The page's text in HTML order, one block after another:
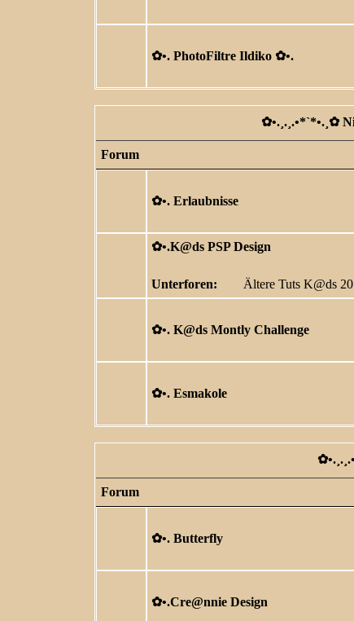
✿ •. PhotoFiltre Ildiko ✿ •.
✿ •.¸.¸.•*`*•.¸✿
Forum
✿ •. Erlaubnisse
✿ •.K@ds PSP Design
Unterforen: Ältere Tuts K@ds
✿ •. K@ds Montly Challenge
✿ •. Esmakole
✿
Forum
✿ •. Butterfly
✿ •.Cre@nnie Design